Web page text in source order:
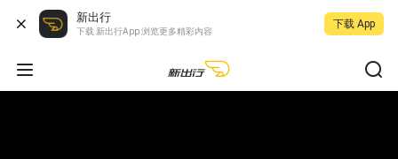
新出行
下载 新出行App 浏览更多精彩内容
下载 App